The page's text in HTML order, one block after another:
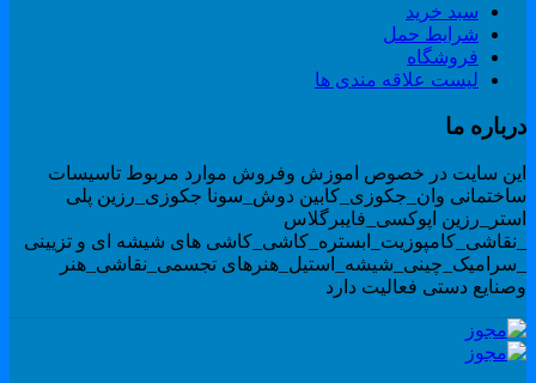
سبد خرید
شرایط حمل
فروشگاه
لیست علاقه مندی ها
ما
سایت در خصوص اموزش وفروش موارد مربوط تاسیسات
وان_جکوزی_کابین دوش_سونا جکوزی_رزین پلی
اپوکسی_فایبرگلاس
های شیشه ای و تزیینی
تجسمی_نقاشی_هنر
دستی فعالیت دارد